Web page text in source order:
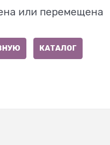
или перемещена
КАТАЛОГ